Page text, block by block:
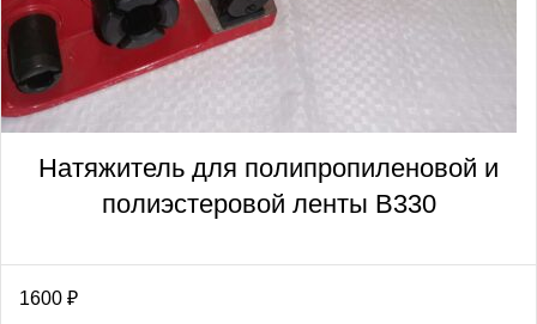
Натяжитель для полипропиленовой и
полиэстеровой ленты В330
1600 ₽